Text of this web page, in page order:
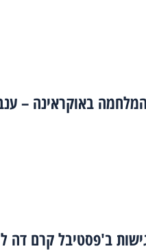
באוקראינה –
ב'פסטיבל קרם דה